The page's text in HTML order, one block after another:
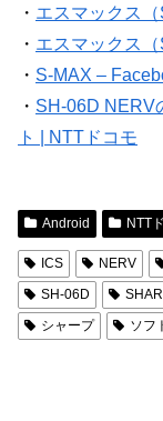
・ エスマックス（
・ エスマックス
・ S-MAX –
・ SH-06D NERV
ト | NTTドコモ
Android NTT
ICS NERV
SH-06D
シャープ
ソフ